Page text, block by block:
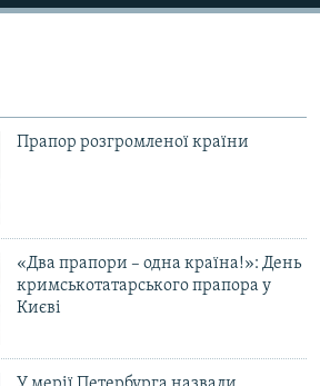
Прапор розгромленої країни
«Два прапори – одна країна!»: День
кримськотатарського прапора у
Києві